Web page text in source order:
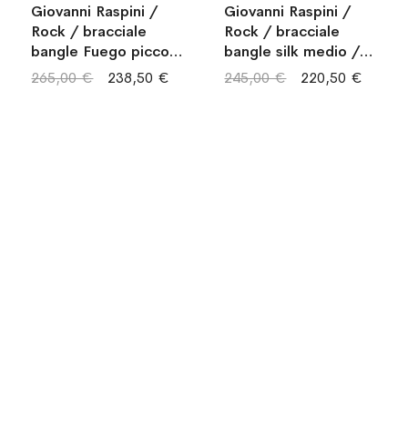
Giovanni Raspini /
Rock / bracciale
bangle Fuego piccolo
/ argento
238,50 €
265,00 €
Giovanni Raspini /
Rock / bracciale
bangle silk medio /
argento
220,50 €
245,00 €